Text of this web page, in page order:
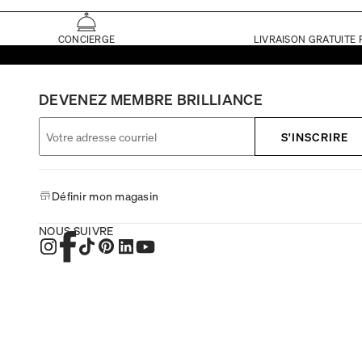
CONCIERGE LIVRAISON GRATUITE
DEVENEZ MEMBRE BRILLIANCE
S'INSCRIRE
Définir mon magasin
NOUS SUIVRE